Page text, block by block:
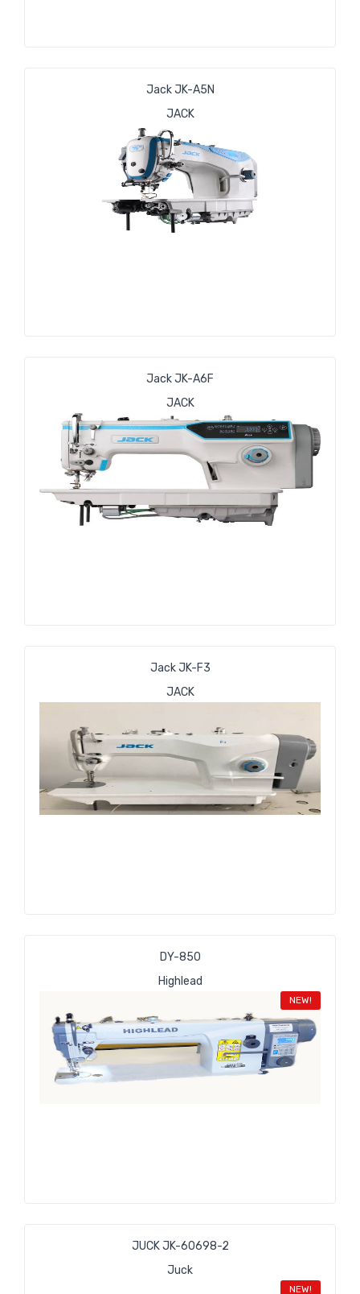
Jack JK-A5N
JACK
Jack JK-A6F
JACK
Jack JK-F3
JACK
DY-850
Highlead
NEW!
JUCK JK-60698-2
Juck
NEW!